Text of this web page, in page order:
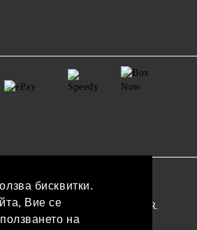
бисквитки.
Вие се
на
е 100% съобразен с GDPR.